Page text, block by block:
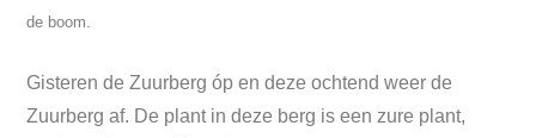
de boom.
Gisteren de Zuurberg óp en deze ochtend weer de
Zuurberg af. De plant in deze berg is een zure plant,